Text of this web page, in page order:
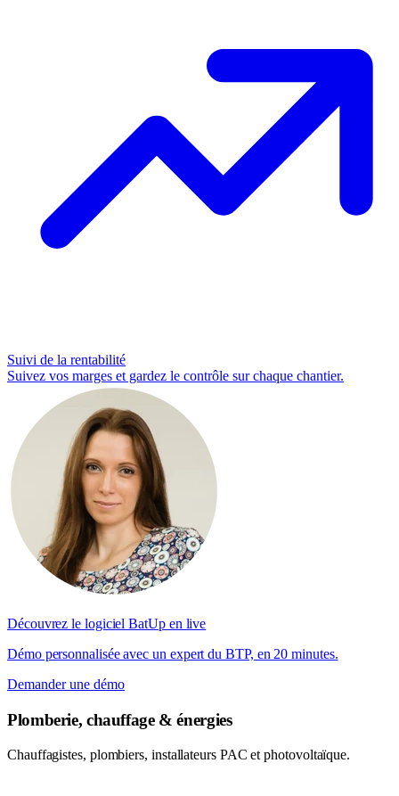
Suivi de la rentabilité
Suivez vos marges et gardez le contrôle sur chaque chantier.
Découvrez le logiciel BatUp en live
Démo personnalisée avec un expert du BTP, en 20 minutes.
Demander une démo
Plomberie, chauffage & énergies
Chauffagistes, plombiers, installateurs PAC et photovoltaïque.